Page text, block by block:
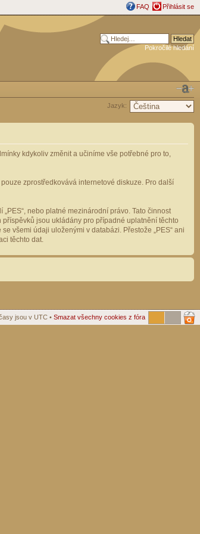
FAQ Přihlásit se
Pokročilé hledání
Jazyk:
kdykoliv změnit a učiníme vše potřebné pro to,
pouze zprostředkovává internetové diskuze. Pro další
nebo platné mezinárodní právo. Tato činnost
jsou ukládány pro případné uplatnění těchto
všemi údaji uloženými v databázi. Přestože „PES“ ani
těchto dat.
jsou v UTC • Smazat všechny cookies z fóra